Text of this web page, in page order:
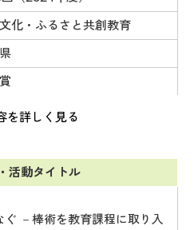
化・ふるさと共創教育
を詳しく見る
活動タイトル
－棒術を教育課程に取り入